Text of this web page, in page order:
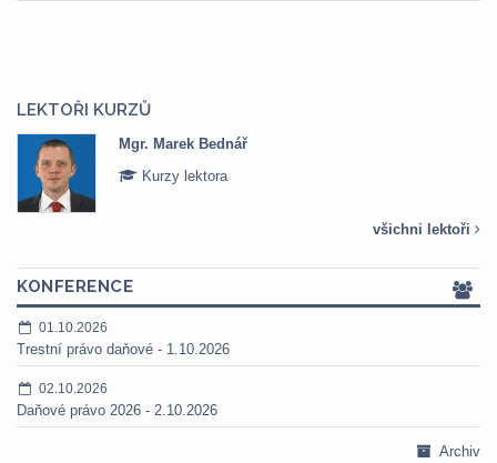
LEKTOŘI KURZŮ
Mgr. Veronika Pázmányová
Kurzy lektora
všichni lektoři
KONFERENCE
01.10.2026
Trestní právo daňové - 1.10.2026
02.10.2026
Daňové právo 2026 - 2.10.2026
Archiv